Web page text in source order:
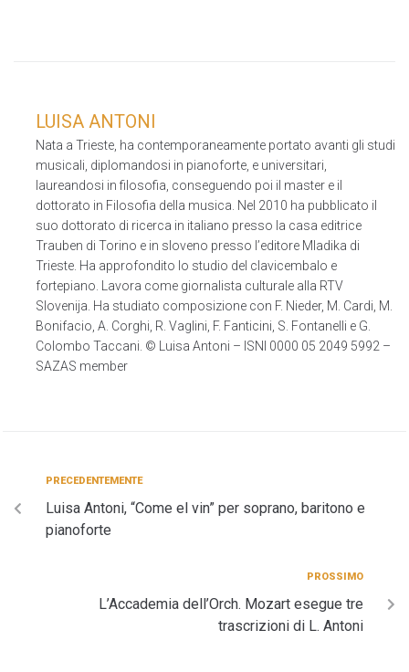
LUISA ANTONI
Nata a Trieste, ha contemporaneamente portato avanti gli studi
musicali, diplomandosi in pianoforte, e universitari,
laureandosi in filosofia, conseguendo poi il master e il
dottorato in Filosofia della musica. Nel 2010 ha pubblicato il
suo dottorato di ricerca in italiano presso la casa editrice
Trauben di Torino e in sloveno presso l’editore Mladika di
Trieste. Ha approfondito lo studio del clavicembalo e
fortepiano. Lavora come giornalista culturale alla RTV
Slovenija. Ha studiato composizione con F. Nieder, M. Cardi, M.
Bonifacio, A. Corghi, R. Vaglini, F. Fanticini, S. Fontanelli e G.
Colombo Taccani. © Luisa Antoni – ISNI 0000 05 2049 5992 –
SAZAS member
PRECEDENTEMENTE
Luisa Antoni, “Come el vin” per soprano, baritono e
pianoforte
PROSSIMO
L’Accademia dell’Orch. Mozart esegue tre
trascrizioni di L. Antoni